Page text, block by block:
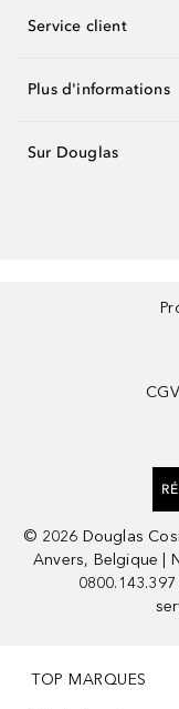
Service client
Plus d'informations
Sur Douglas
© 2026 Douglas
Anvers, Belgique |
TOP MARQUES